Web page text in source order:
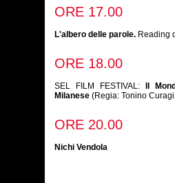
ORE 17.00
L'albero delle parole. Reading
ORE 18.00
SEL FILM FESTIVAL: Il
Milanese (Regia: Tonino
ORE 20.00
Nichi Vendola